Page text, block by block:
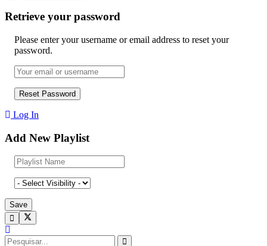
Retrieve your password
Please enter your username or email address to reset your
password.
Log In
Add New Playlist